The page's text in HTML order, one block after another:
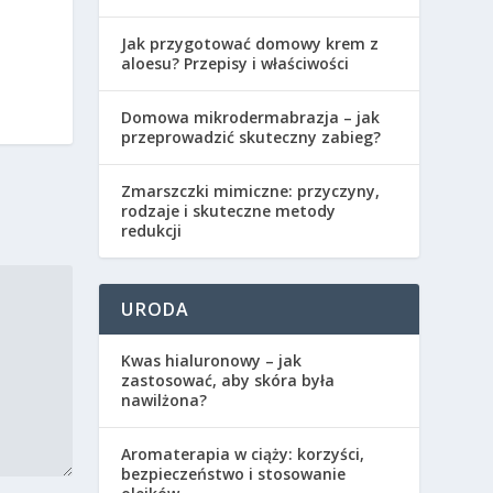
Jak przygotować domowy krem z
aloesu? Przepisy i właściwości
Domowa mikrodermabrazja – jak
przeprowadzić skuteczny zabieg?
Zmarszczki mimiczne: przyczyny,
rodzaje i skuteczne metody
redukcji
URODA
Kwas hialuronowy – jak
zastosować, aby skóra była
nawilżona?
Aromaterapia w ciąży: korzyści,
bezpieczeństwo i stosowanie